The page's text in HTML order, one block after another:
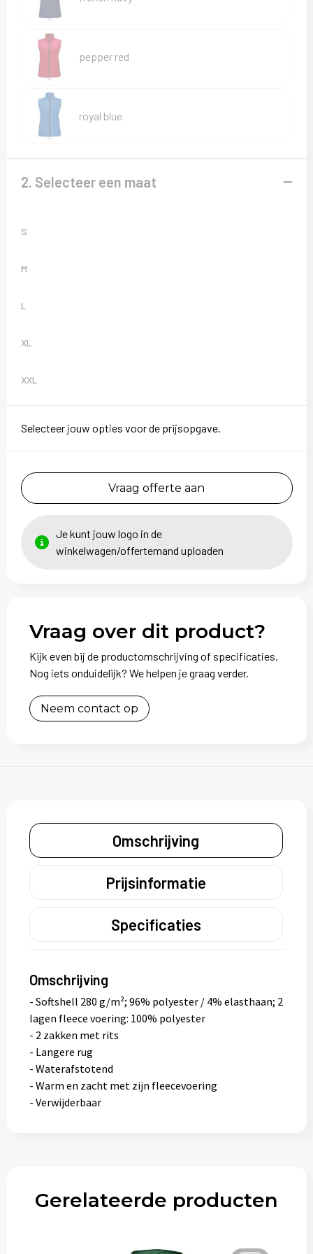
T-Shirts
Veiligheidsvesten en Veiligheidshesjes
Vesten
pepper red
royal blue
2. Selecteer een maat
S
M
L
XL
XXL
Selecteer jouw opties voor de prijsopgave.
Vraag offerte aan
Je kunt jouw logo in de
winkelwagen/offertemand uploaden
Vraag over dit product?
Kijk even bij de productomschrijving of specificaties.
Nog iets onduidelijk? We helpen je graag verder.
Neem contact op
Omschrijving
Prijsinformatie
Specificaties
Omschrijving
- Softshell 280 g/m²; 96% polyester / 4% elasthaan; 2
lagen fleece voering: 100% polyester
- 2 zakken met rits
- Langere rug
- Waterafstotend
- Warm en zacht met zijn fleecevoering
- Verwijderbaar
Gerelateerde producten